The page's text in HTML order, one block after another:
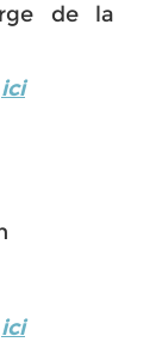
de la
ici
ici